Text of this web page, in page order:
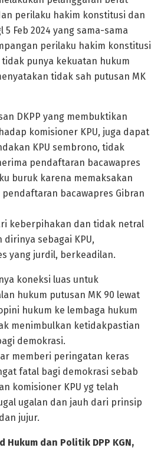
perilaku hakim konstitusi dan
5 Feb 2024 yang sama-sama
perilaku hakim konstitusi
tidak punya kekuatan hukum
tidak sah putusan MK
DKPP yang membuktikan
komisioner KPU, juga dapat
KPU sembrono, tidak
pendaftaran bacawapres
buruk karena memaksakan
bacawapres Gibran
keberpihakan dan tidak netral
sebagai KPU,
yang jurdil, berkeadilan.
koneksi luas untuk
hukum putusan MK 90 lewat
hukum ke lembaga hukum
menimbulkan ketidakpastian
demokrasi.
memberi peringatan keras
fatal bagi demokrasi sebab
komisioner KPU yg telah
ugalan dan jauh dari prinsip
jujur.
Hukum dan Politik DPP KGN,